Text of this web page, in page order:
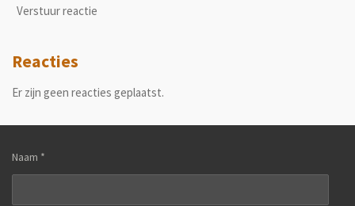
Verstuur reactie
Reacties
Er zijn geen reacties geplaatst.
Naam *